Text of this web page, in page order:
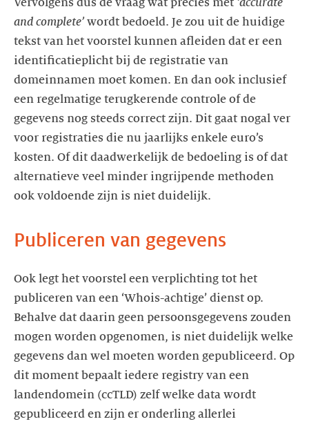
Vervolgens dus de vraag wat precies met ‘accurate
and complete’wordt bedoeld. Je zou uit de huidige
tekst van het voorstel kunnen afleiden dat er een
identificatieplicht bij de registratie van
domeinnamen moet komen. En dan ook inclusief
een regelmatige terugkerende controle of de
gegevens nog steeds correct zijn. Dit gaat nogal ver
voor registraties die nu jaarlijks enkele euro’s
kosten. Of dit daadwerkelijk de bedoeling is of dat
alternatieve veel minder ingrijpende methoden
ook voldoende zijn is niet duidelijk.
Publiceren van gegevens
Ook legt het voorstel een verplichting tot het
publiceren van een ‘Whois-achtige’ dienst op.
Behalve dat daarin geen persoonsgegevens zouden
mogen worden opgenomen, is niet duidelijk welke
gegevens dan wel moeten worden gepubliceerd. Op
dit moment bepaalt iedere registry van een
landendomein (ccTLD) zelf welke data wordt
gepubliceerd en zijn er onderling allerlei